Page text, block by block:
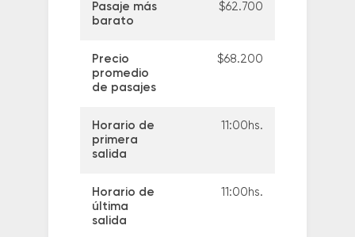
Pasaje más
barato
$62.700
Precio
promedio
de pasajes
$68.200
Horario de
primera
salida
11:00hs.
Horario de
última
salida
11:00hs.